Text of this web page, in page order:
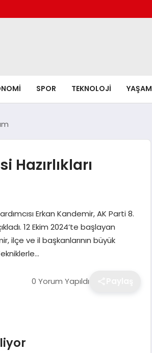
SPOR TEKNOLOJI YAŞAM
Hazırlıkları
Erkan Kandemir, AK Parti 8.
12 Ekim 2024’te başlayan
ilçe ve il başkanlarının büyük
0 Yorum Yapıldı